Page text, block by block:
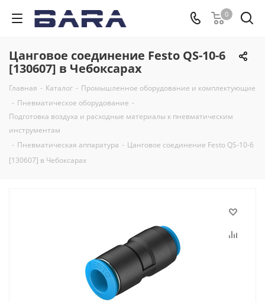
0
Цанговое соединение Festo QS-10-6
[130607] в Чебоксарах
Главная - Каталог - Промышленное оборудование и комплектующие
- Пневматическое оборудование -
Подготовка воздуха и расходные материалы к пневматическим
инструментам
- Пневматическая аппаратура - Цанговое соединение Festo QS-10-6
[130607] в Чебоксарах